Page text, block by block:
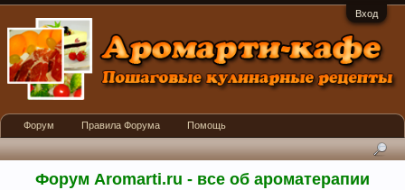
Вход
Форум Aromarti.ru - все об ароматерапии
Форум Правила Форума Помощь